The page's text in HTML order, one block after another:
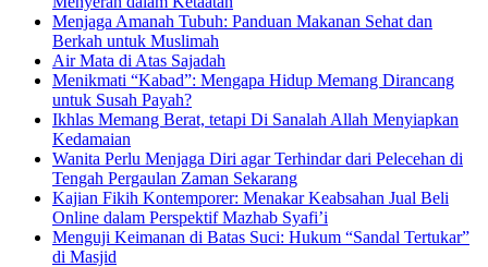
Menjaga Amanah Tubuh: Panduan Makanan Sehat dan
Berkah untuk Muslimah
Air Mata di Atas Sajadah
Menikmati “Kabad”: Mengapa Hidup Memang Dirancang
untuk Susah Payah?
Ikhlas Memang Berat, tetapi Di Sanalah Allah Menyiapkan
Kedamaian
Wanita Perlu Menjaga Diri agar Terhindar dari Pelecehan di
Tengah Pergaulan Zaman Sekarang
Kajian Fikih Kontemporer: Menakar Keabsahan Jual Beli
Online dalam Perspektif Mazhab Syafi’i
Menguji Keimanan di Batas Suci: Hukum “Sandal Tertukar”
di Masjid